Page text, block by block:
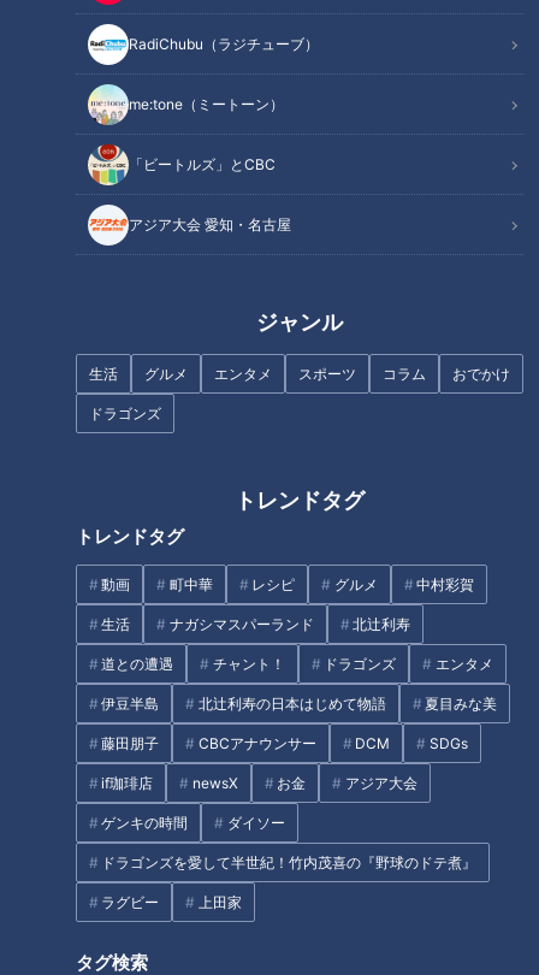
RadiChubu（ラジチューブ）
me:tone（ミートーン）
「ビートルズ」とCBC
アジア大会 愛知・名古屋
ジャンル
生活 グルメ エンタメ スポーツ コラム おでかけ
ドラゴンズ
トレンドタグ
トレンドタグ
動画 町中華 レシピ グルメ 中村彩賀
生活 ナガシマスパーランド 北辻利寿
道との遭遇 チャント！ ドラゴンズ エンタメ
伊豆半島 北辻利寿の日本はじめて物語 夏目みな美
藤田朋子 CBCアナウンサー DCM SDGs
if珈琲店 newsX お金 アジア大会
ゲンキの時間 ダイソー
ドラゴンズを愛して半世紀！竹内茂喜の『野球のドテ煮』
ラグビー 上田家
タグ検索
CBC若狭アナが巨大バルーン姿
で高級みかん「蒲郡せとか」を
生実況！“柑橘の大トロ”の甘さ
に感動！
ん」を紹介！
お客さんの7割が注文！スパイ
CBC若狭アナが三河地方の定番
おせち「はぜの甘露煮」を紹
ヒヨコ7羽ものった「かわいす
ぎるオムライス」 名古屋駅か
ら徒歩圏内！円頓寺エリアのお
宝スポット3選
タグ
エンタメ THE TIME 愛知